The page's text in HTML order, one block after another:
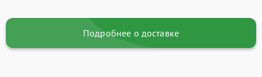
Подробнее о доставке